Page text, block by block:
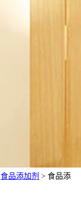
食品添加剂 > 食品添